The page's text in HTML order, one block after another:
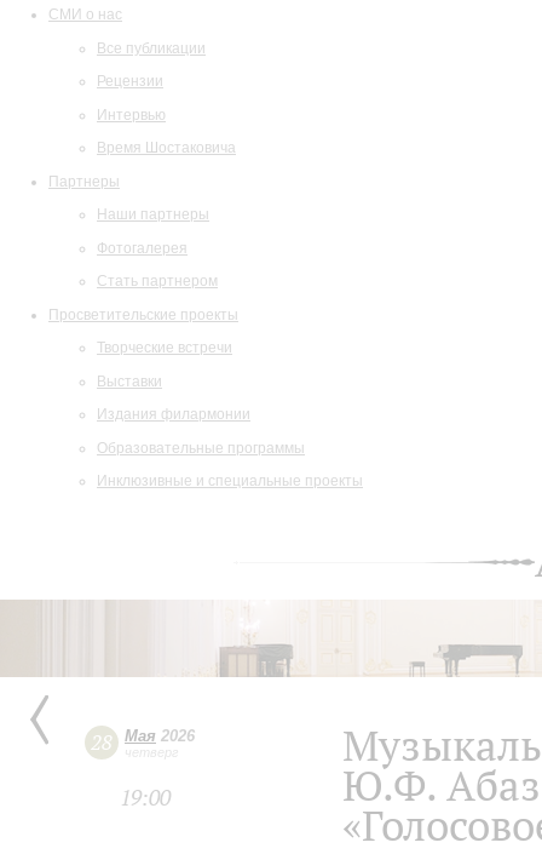
СМИ о нас
Все публикации
Рецензии
Интервью
Время Шостаковича
Партнеры
Наши партнеры
Фотогалерея
Стать партнером
Просветительские проекты
Творческие встречи
Выставки
Издания филармонии
Образовательные программы
Инклюзивные и специальные проекты
28 Мая 2026
четверг
19:00 Ю.Ф.